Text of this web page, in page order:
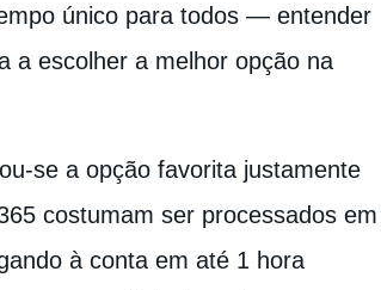
único para todos — entender
a escolher a melhor opção na
se a opção favorita justamente
costumam ser processados em
à conta em até 1 hora